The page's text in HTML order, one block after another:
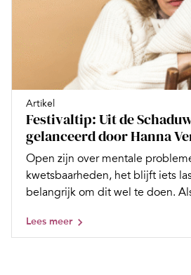
Artikel
Festivaltip: Uit de
gelanceerd door Hanna
Open zijn over mentale
kwetsbaarheden, het blijft iets
belangrijk om dit wel te doen.
Lees meer